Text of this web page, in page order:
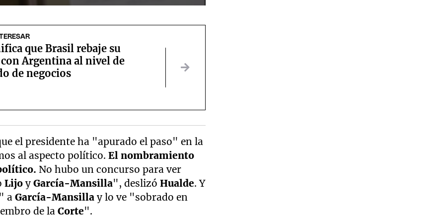
que Brasil rebaje su
Argentina al nivel de
de negocios
el presidente ha "apurado el paso" en la
al aspecto político. El nombramiento
No hubo un concurso para ver
LijoyGarcía-Mansilla", deslizóHualde. Y
aGarcía-Mansilla y lo ve "sobrado en
de laCorte".